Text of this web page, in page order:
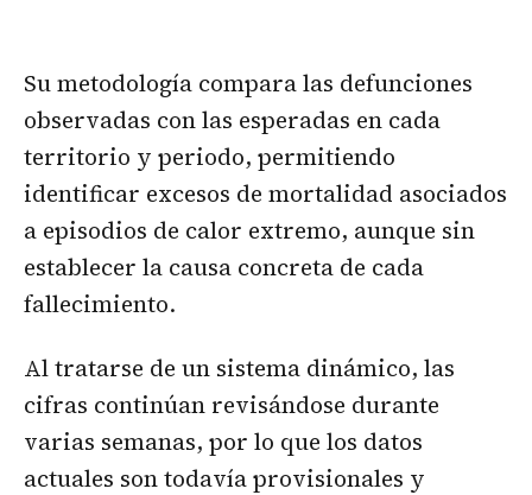
Su metodología compara las defunciones
observadas con las esperadas en cada
territorio y periodo, permitiendo
identificar excesos de mortalidad asociados
a episodios de calor extremo, aunque sin
establecer la causa concreta de cada
fallecimiento.
Al tratarse de un sistema dinámico, las
cifras continúan revisándose durante
varias semanas, por lo que los datos
actuales son todavía provisionales y